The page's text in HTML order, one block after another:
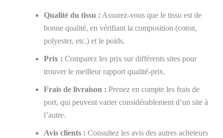
Qualité du tissu : Assurez-vous que le tissu est de
bonne qualité, en vérifiant la composition (coton,
polyester, etc.) et le poids.
Prix : Comparez les prix sur différents sites pour
trouver le meilleur rapport qualité-prix.
Frais de livraison : Prenez en compte les frais de
port, qui peuvent varier considérablement d’un site à
l’autre.
Avis clients : Consultez les avis des autres acheteurs